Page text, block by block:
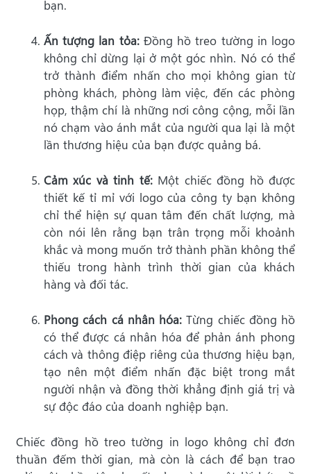
bạn.
Ấn tượng lan tỏa:Đồng hồ treo tường in logo
không chỉ dừng lại ở một góc nhìn. Nó có thể
trở thành điểm nhấn cho mọi không gian từ
phòng khách, phòng làm việc, đến các phòng
họp, thậm chí là những nơi công cộng, mỗi lần
nó chạm vào ánh mắt của người qua lại là một
lần thương hiệu của bạn được quảng bá.
Cảm xúc và tinh tế:Một chiếc đồng hồ được
thiết kế tỉ mỉ với logo của công ty bạn không
chỉ thể hiện sự quan tâm đến chất lượng, mà
còn nói lên rằng bạn trân trọng mỗi khoảnh
khắc và mong muốn trở thành phần không thể
thiếu trong hành trình thời gian của khách
hàng và đối tác.
Phong cách cá nhân hóa: Từng chiếc đồng hồ
có thể được cá nhân hóa để phản ánh phong
cách và thông điệp riêng của thương hiệu bạn,
tạo nên một điểm nhấn đặc biệt trong mắt
người nhận và đồng thời khẳng định giá trị và
sự độc đáo của doanh nghiệp bạn.
Chiếc đồng hồ treo tường in logo không chỉ đơn
thuần đếm thời gian, mà còn là cách để bạn trao